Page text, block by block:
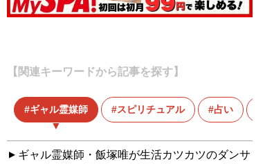
【関連キーワードから記事を探す】
ギャル霊媒師 スピリチュアル 占い
ギャル霊媒師・飯塚唯が生活カツカツのダンサ